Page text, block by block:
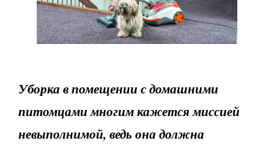
Уборка в помещении с домашними
питомцами многим кажется миссией
невыполнимой, ведь она должна